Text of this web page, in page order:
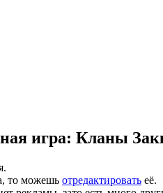
игра: Кланы
то можешь отредактировать её.